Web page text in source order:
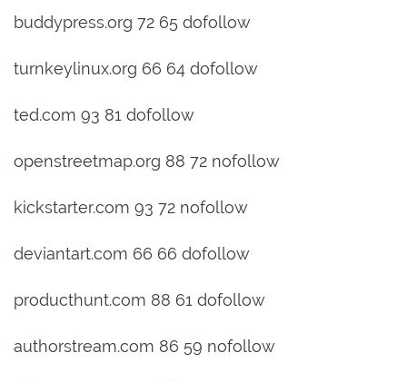
buddypress.org 72 65 dofollow
turnkeylinux.org 66 64 dofollow
ted.com 93 81 dofollow
openstreetmap.org 88 72 nofollow
kickstarter.com 93 72 nofollow
deviantart.com 66 66 dofollow
producthunt.com 88 61 dofollow
authorstream.com 86 59 nofollow